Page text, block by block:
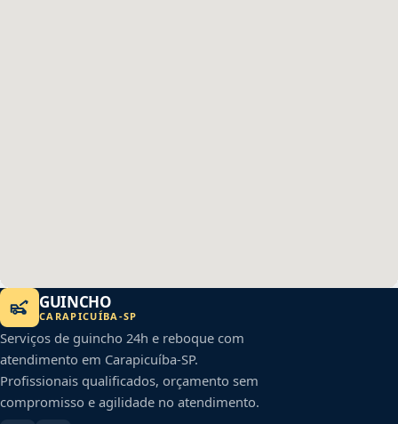
GUINCHO
CARAPICUÍBA -SP
Serviços de guincho 24h e reboque com
atendimento em Carapicuíba-SP.
Profissionais qualificados, orçamento sem
compromisso e agilidade no atendimento.